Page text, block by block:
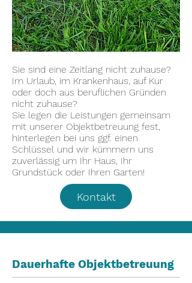
Sie sind eine Zeitlang nicht zuhause?
Im Urlaub, im Krankenhaus, auf Kur
oder doch aus beruflichen Gründen
nicht zuhause?
Sie legen die Leistungen gemeinsam
mit unserer Objektbetreuung fest,
hinterlegen bei uns ggf. einen
Schlüssel und wir kümmern uns
zuverlässig um Ihr Haus, Ihr
Grundstück oder Ihren Garten!
Kontakt
Dauerhafte Objektbetreuung